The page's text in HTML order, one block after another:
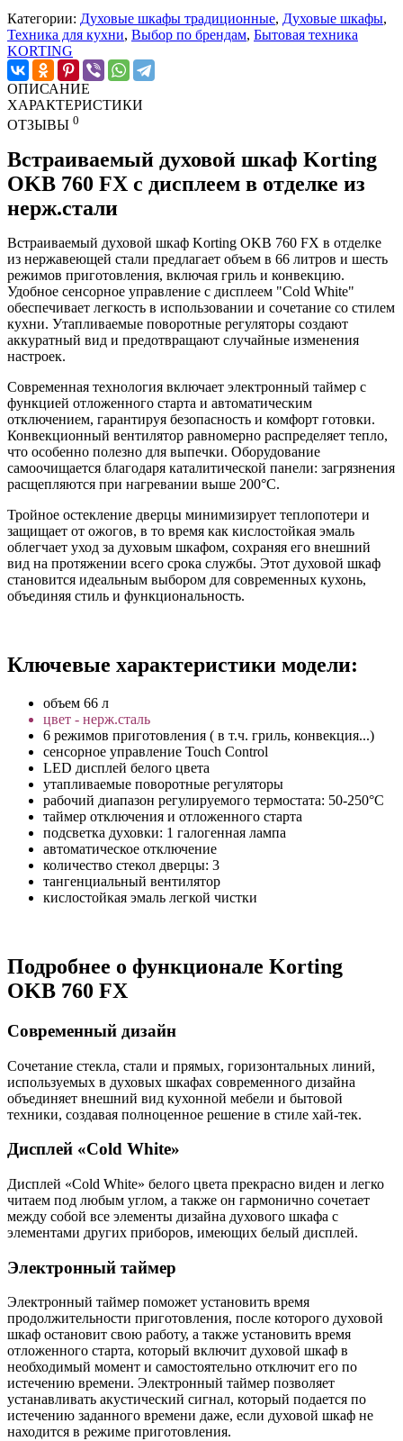
Категории: Духовые шкафы традиционные, Духовые шкафы,
Техника для кухни, Выбор по брендам, Бытовая техника
KORTING
ОПИСАНИЕ
ХАРАКТЕРИСТИКИ
ОТЗЫВЫ 0
Встраиваемый духовой шкаф Korting
OKB 760 FX с дисплеем в отделке из
нерж.стали
Встраиваемый духовой шкаф Korting OKB 760 FX в отделке
из нержавеющей стали предлагает объем в 66 литров и шесть
режимов приготовления, включая гриль и конвекцию.
Удобное сенсорное управление с дисплеем "Cold White"
обеспечивает легкость в использовании и сочетание со стилем
кухни. Утапливаемые поворотные регуляторы создают
аккуратный вид и предотвращают случайные изменения
настроек.
Современная технология включает электронный таймер с
функцией отложенного старта и автоматическим
отключением, гарантируя безопасность и комфорт готовки.
Конвекционный вентилятор равномерно распределяет тепло,
что особенно полезно для выпечки. Оборудование
самоочищается благодаря каталитической панели: загрязнения
расщепляются при нагревании выше 200°C.
Тройное остекление дверцы минимизирует теплопотери и
защищает от ожогов, в то время как кислостойкая эмаль
облегчает уход за духовым шкафом, сохраняя его внешний
вид на протяжении всего срока службы. Этот духовой шкаф
становится идеальным выбором для современных кухонь,
объединяя стиль и функциональность.
Ключевые характеристики модели:
объем 66 л
цвет - нерж.сталь
6 режимов приготовления ( в т.ч. гриль, конвекция...)
сенсорное управление Touch Control
LED дисплей белого цвета
утапливаемые поворотные регуляторы
рабочий диапазон регулируемого термостата: 50-250°C
таймер отключения и отложенного старта
подсветка духовки: 1 галогенная лампа
автоматическое отключение
количество стекол дверцы: 3
тангенциальный вентилятор
кислостойкая эмаль легкой чистки
Подробнее о функционале Korting
OKB 760 FX
Современный дизайн
Сочетание стекла, стали и прямых, горизонтальных линий,
используемых в духовых шкафах современного дизайна
объединяет внешний вид кухонной мебели и бытовой
техники, создавая полноценное решение в стиле хай-тек.
Дисплей «Cold White»
Дисплей «Cold White» белого цвета прекрасно виден и легко
читаем под любым углом, а также он гармонично сочетает
между собой все элементы дизайна духового шкафа с
элементами других приборов, имеющих белый дисплей.
Электронный таймер
Электронный таймер поможет установить время
продолжительности приготовления, после которого духовой
шкаф остановит свою работу, а также установить время
отложенного старта, который включит духовой шкаф в
необходимый момент и самостоятельно отключит его по
истечению времени. Электронный таймер позволяет
устанавливать акустический сигнал, который подается по
истечению заданного времени даже, если духовой шкаф не
находится в режиме приготовления.